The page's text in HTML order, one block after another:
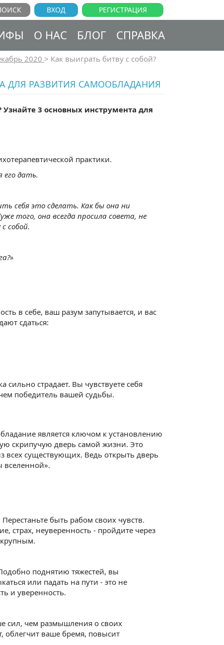
РЕГИСТРАЦИЯ
ВХОД
О НАС БЛОГ СПРАВКА
2020 > Как выиграть битву с собой?
ДЛЯ РАЗВИТИЯ САМООБЛАДАНИЯ
3 основных инструмента для
практики.
его дать.
себя это сделать. Как бы она ни
того, она всегда просила совета, не
собой.
в себе, ваш разум запутывается, и вас
сдаться:
сильно страдает. Вы чувствуете себя
победитель вашей судьбы.
является ключом к установлению
скрипучую дверь самой жизни. Это
всех существующих. Ведь открыть дверь
вселенной».
быть рабом своих чувств.
страх, неуверенность - пройдите через
поднятию тяжестей, вы
или падать на пути - это не
и уверенность.
сил, чем размышления о своих
облегчит ваше бремя, повысит